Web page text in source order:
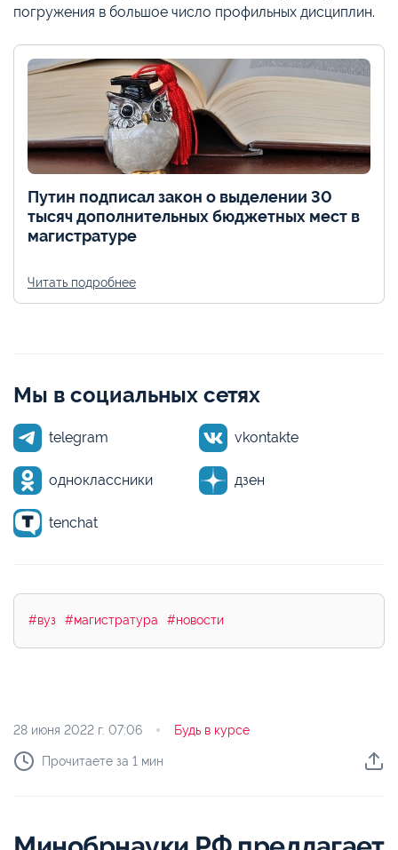
погружения в большое число профильных дисциплин.
Путин подписал закон о выделении 30
тысяч дополнительных бюджетных мест в
магистратуре
Читать подробнее
Мы в социальных сетях
telegram vkontakte
одноклассники дзен
tenchat
#вуз #магистратура #новости
28 июня 2022 г. 07:06 Будь в курсе
Прочитаете за 1 мин